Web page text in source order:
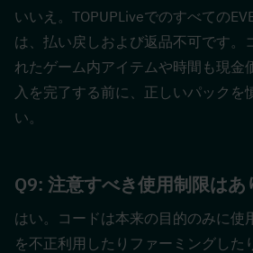
いいえ。TOPUPLiveでのすべての
は、払い戻しおよび返品不可です。
れたゲーム内アイテムや時間も現金
入を完了する前に、正しいパックを
い。
Q9: 注意すべき使用制限はあ
はい。コードは本来の目的のみに使
を不正利用したりファーミングした